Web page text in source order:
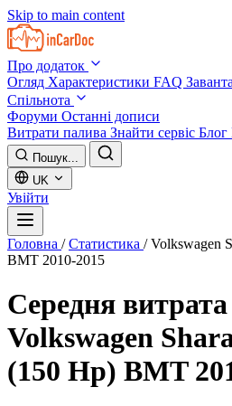
Skip to main content
Про додаток
Огляд Характеристики FAQ
Спільнота
Форуми Останні дописи
Витрати палива Знайти сервіс Блог
Пошук...
UK
Увійти
Головна / Статистика / Volkswagen
BMT 2010-2015
Середня
Volkswagen
(150 Hp) BMT